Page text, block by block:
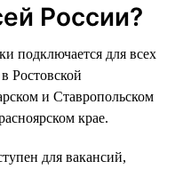
России?
подключается для всех
Ростовской
и Ставропольском
крае.
для вакансий,